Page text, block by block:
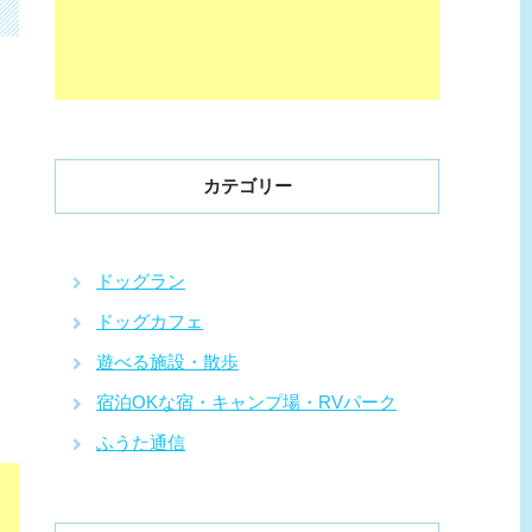
カテゴリー
ドッグラン
ドッグカフェ
遊べる施設・散歩
宿泊OKな宿・キャンプ場・RVパーク
ふうた通信